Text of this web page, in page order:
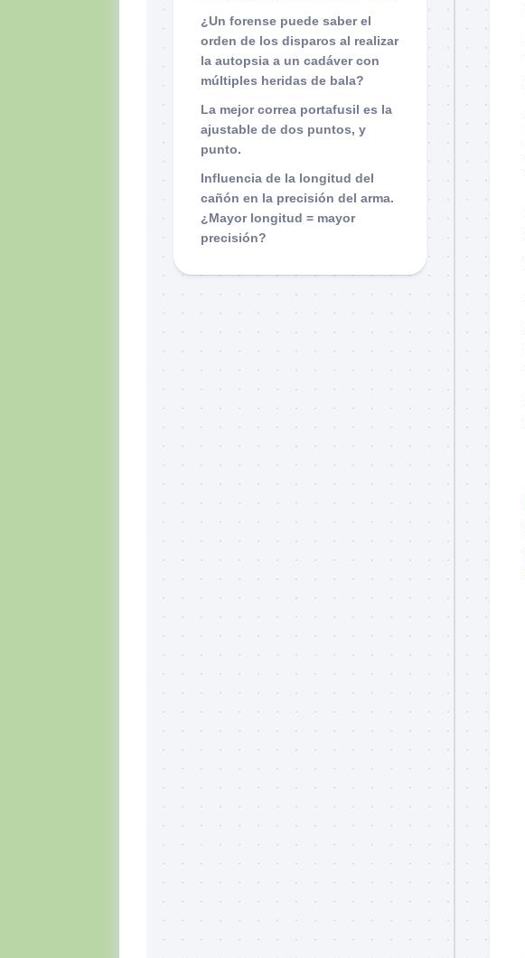
¿Un forense puede saber el
orden de los disparos al realizar
la autopsia a un cadáver con
múltiples heridas de bala?
La mejor correa portafusil es la
ajustable de dos puntos, y
punto.
Influencia de la longitud del
cañón en la precisión del arma.
¿Mayor longitud = mayor
precisión?